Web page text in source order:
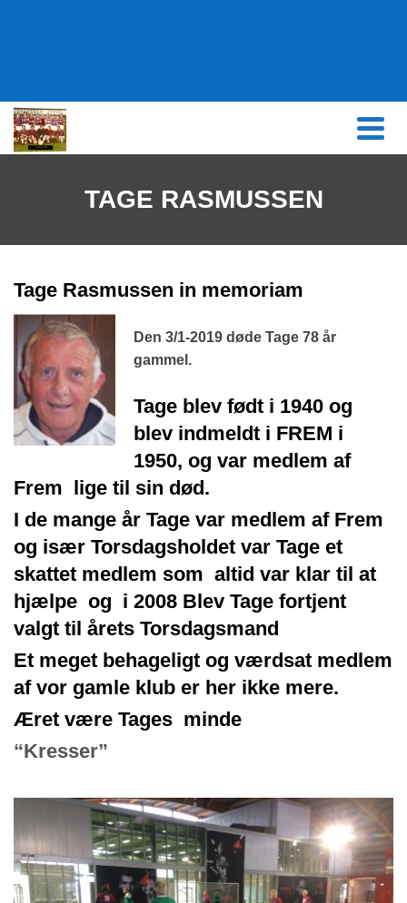
TAGE RASMUSSEN
Tage Rasmussen in memoriam
Den 3/1-2019 døde Tage 78 år
gammel.
Tage blev født i 1940 og
blev indmeldt i FREM i
1950, og var medlem af
Frem lige til sin død.
I de mange år Tage var medlem af Frem
og især Torsdagsholdet var Tage et
skattet medlem som altid var klar til at
hjælpe og i 2008 Blev Tage fortjent
valgt til årets Torsdagsmand
Et meget behageligt og værdsat medlem
af vor gamle klub er her ikke mere.
Æret være Tages minde
“Kresser”